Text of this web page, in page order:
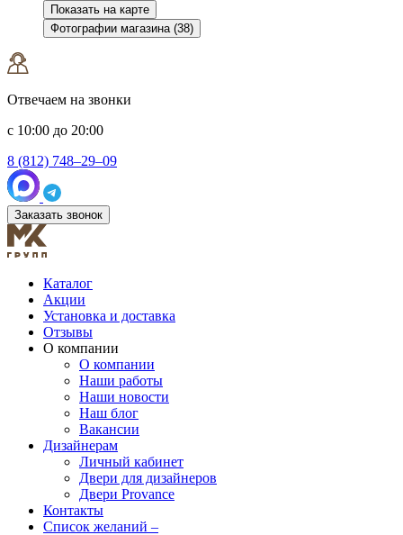
Показать на карте
Фотографии магазина (38)
Отвечаем на звонки
с 10:00 до 20:00
8 (812) 748–29–09
Заказать звонок
Каталог
Акции
Установка и доставка
Отзывы
О компании
О компании
Наши работы
Наши новости
Наш блог
Вакансии
Дизайнерам
Личный кабинет
Двери для дизайнеров
Двери Provance
Контакты
Список желаний –